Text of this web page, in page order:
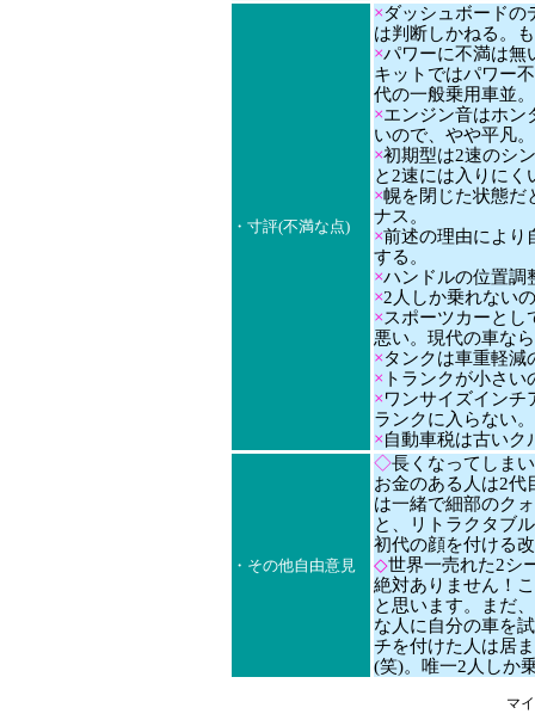
・寸評(不満な点)
×ダッシュボードの
は判断しかねる。
×パワーに不満は無
キットではパワー
代の一般乗用車並
×エンジン音はホン
いので、やや平凡。
×初期型は2速のシ
と2速には入りにく
×幌を閉じた状態だ
ナス。
×前述の理由により
する。
×ハンドルの位置調
×2人しか乗れない
×スポーツカーとし
悪い。現代の車な
×タンクは車重軽減
× トランクが小さ
×ワンサイズインチ
ランクに入らない
×自動車税は古いク
・その他自由意見
◇長くなってしま
お金のある人は2代
は一緒で細部のク
と、リトラクタブ
初代の顔を付ける
◇世界一売れた2シ
絶対ありません！
と思います。まだ
な人に自分の車を
チを付けた人は居
(笑)。唯一2人しか
マ